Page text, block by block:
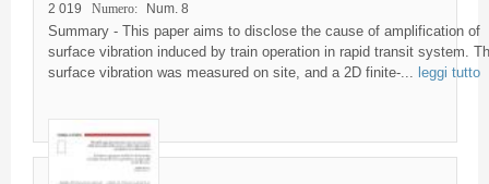
2 019 Numero: Num. 8
Summary - This paper aims to disclose the cause of amplification of
surface vibration induced by train operation in rapid transit system.
surface vibration was measured on site, and a 2D finite-... leggi tutto